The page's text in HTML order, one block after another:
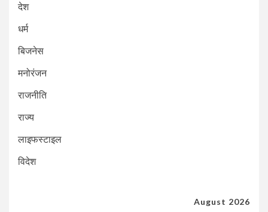
देश
धर्म
बिजनेस
मनोरंजन
राजनीति
राज्य
लाइफस्टाइल
विदेश
August 2026